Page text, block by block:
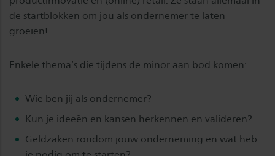
de startblokken om jou als ondernemer te laten
groeien!
Enkele thema’s die tijdens de minor aan bod komen:
Wie ben jij als ondernemer?
Kun je ideeën en kansen herkennen en valideren?
Geldzaken rondom jouw onderneming en wat heb